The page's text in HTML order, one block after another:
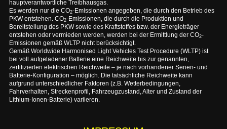
hauptverantwortliche Treibhausgas.
Es werden nur die CO2-Emissionen angegeben, die durch den Betrieb des
PKW entstehen. CO2-Emissionen, die durch die Produktion und
Bereitstellung des PKW sowie des Kraftstoffes bzw. der Energieträger
entstehen oder vermieden werden, werden bei der Ermittlung der CO2-
Emissionen gemäß WLTP nicht berücksichtigt.
Gemäß Worldwide Harmonised Light Vehicles Test Procedure (WLTP) ist
bei voll aufgeladener Batterie eine Reichweite bis zur genannten,
zertifizierten elektrischen Reichweite – je nach vorhandener Serien- und
Batterie-Konfiguration – möglich. Die tatsächliche Reichweite kann
aufgrund unterschiedlicher Faktoren (z.B. Wetterbedingungen,
Fahrverhalten, Streckenprofil, Fahrzeugzustand, Alter und Zustand der
Lithium-Ionen-Batterie) variieren.